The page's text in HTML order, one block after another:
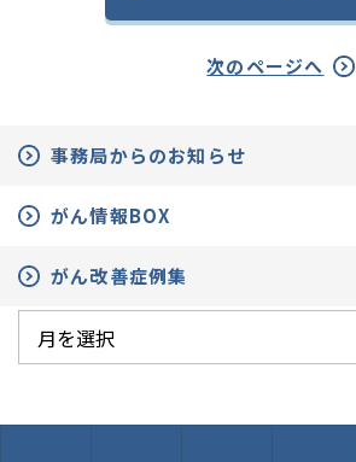
次のページへ
事務局からのお知らせ
がん情報BOX
がん改善症例集